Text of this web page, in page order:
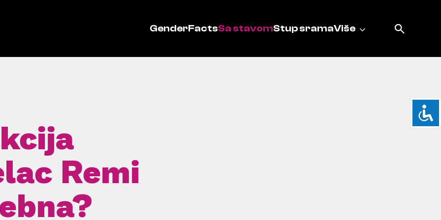
GenderFactsSa stavomStup sramaViše
Remi